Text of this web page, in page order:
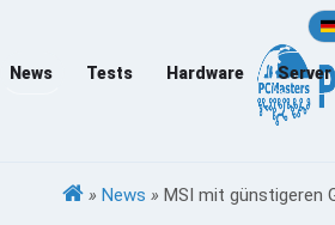
News Tests Hardware Server
» News » MSI mit günstigeren